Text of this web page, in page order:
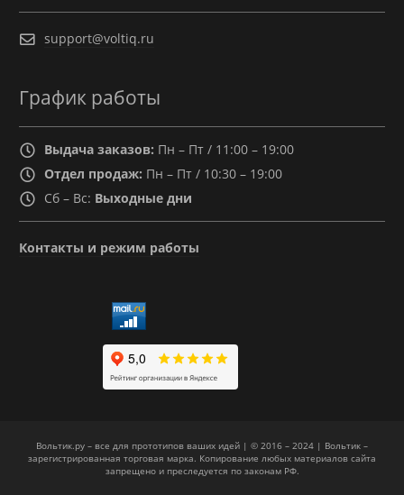
support@voltiq.ru
График работы
Выдача заказов: Пн – Пт / 11:00 – 19:00
Отдел продаж: Пн – Пт / 10:30 – 19:00
Сб – Вс: Выходные дни
Контакты и режим работы
Вольтик.ру – все для прототипов ваших идей | © 2016 – 2024 | Вольтик –
зарегистрированная торговая марка. Копирование любых материалов сайта
запрещено и преследуется по законам РФ.